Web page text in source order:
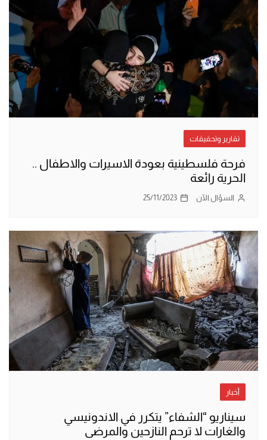
تقارير وتحقيقات
فرحة فلسطينية بعودة الاسيرات والاطفال ..
الحرية رائعة
السؤال الآن 25/11/2023
أخبار
سيناريو “الشفاء” يتكرر في الاندونيسي
والغارات لا ترحم النازحين والمرضى